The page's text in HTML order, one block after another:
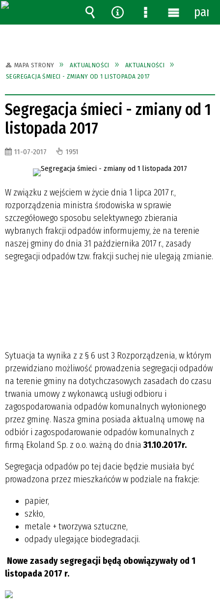
MAPA STRONY AKTUALNOŚCI
AKTUALNOŚCI
SEGREGACJA ŚMIECI - ZMIANY OD 1 LISTOPADA 2017
Segregacja śmieci - zmiany od 1
listopada 2017
11-07-2017 1951
W związku z wejściem w życie dnia 1 lipca 2017 r.,
rozporządzenia ministra środowiska w sprawie
szczegółowego sposobu selektywnego zbierania
wybranych frakcji odpadów informujemy, że na terenie
naszej gminy do dnia 31 października 2017 r., zasady
segregacji odpadów tzw. frakcji suchej nie ulegają zmianie.
Sytuacja ta wynika z z § 6 ust 3 Rozporządzenia, w którym
przewidziano możliwość prowadzenia segregacji odpadów
na terenie gminy na dotychczasowych zasadach do czasu
trwania umowy z wykonawcą usługi odbioru i
zagospodarowania odpadów komunalnych wyłonionego
przez gminę. Nasza gmina posiada aktualną umowę na
odbiór i zagospodarowanie odpadów komunalnych z
firmą Ekoland Sp. z o.o. ważną do dnia 31.10.2017r.
Segregacja odpadów po tej dacie będzie musiała być
prowadzona przez mieszkańców w podziale na frakcje:
papier,
szkło,
metale + tworzywa sztuczne,
odpady ulegające biodegradacji.
Nowe zasady segregacji będą obowiązywały od 1
listopada 2017 r.
Wyszukiwarka
Narzędzia
MenuMenu